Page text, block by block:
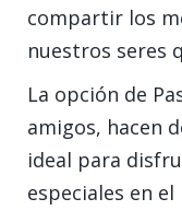
compartir los
nuestros seres
La opción de
amigos, hacen
ideal para
especiales en